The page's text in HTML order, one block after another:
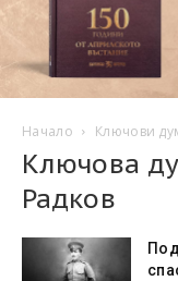
Начало Ключови
Ключова
Радков